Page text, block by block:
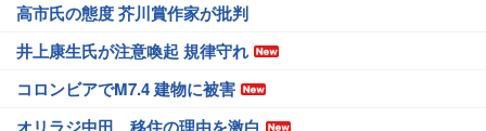
高市氏の態度 芥川賞作家が批判
井上康生氏が注意喚起 規律守れ
コロンビアでM7.4 建物に被害